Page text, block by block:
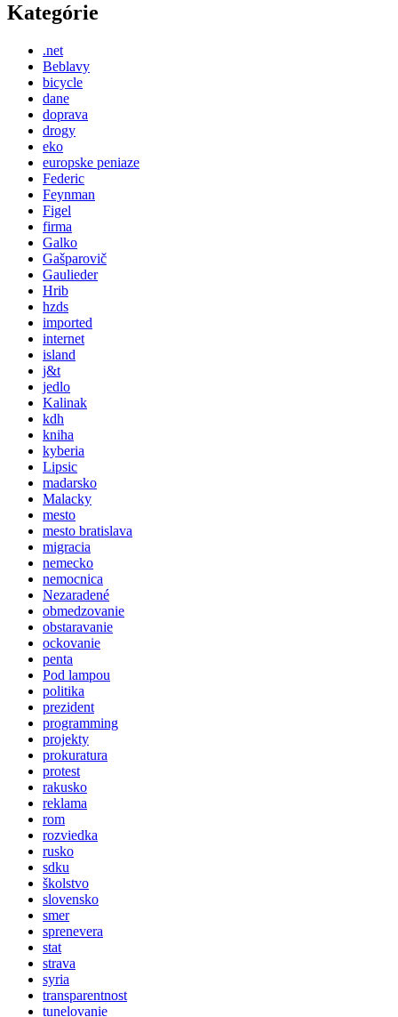
Kategórie
.net
Beblavy
bicycle
dane
doprava
drogy
eko
europske peniaze
Federic
Feynman
Figel
firma
Galko
Gašparovič
Gaulieder
Hrib
hzds
imported
internet
island
j&t
jedlo
Kalinak
kdh
kniha
kyberia
Lipsic
madarsko
Malacky
mesto
mesto bratislava
migracia
nemecko
nemocnica
Nezaradené
obmedzovanie
obstaravanie
ockovanie
penta
Pod lampou
politika
prezident
programming
projekty
prokuratura
protest
rakusko
reklama
rom
rozviedka
rusko
sdku
školstvo
slovensko
smer
sprenevera
stat
strava
syria
transparentnost
tunelovanie